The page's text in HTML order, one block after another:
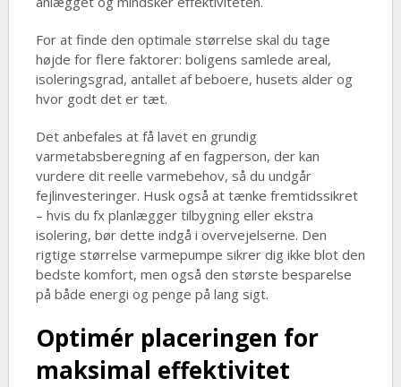
For at finde den optimale størrelse skal du tage
højde for flere faktorer: boligens samlede areal,
isoleringsgrad, antallet af beboere, husets alder og
hvor godt det er tæt.
Det anbefales at få lavet en grundig
varmetabsberegning af en fagperson, der kan
vurdere dit reelle varmebehov, så du undgår
fejlinvesteringer. Husk også at tænke fremtidssikret
– hvis du fx planlægger tilbygning eller ekstra
isolering, bør dette indgå i overvejelserne. Den
rigtige størrelse varmepumpe sikrer dig ikke blot den
bedste komfort, men også den største besparelse
på både energi og penge på lang sigt.
Optimér placeringen for
maksimal effektivitet